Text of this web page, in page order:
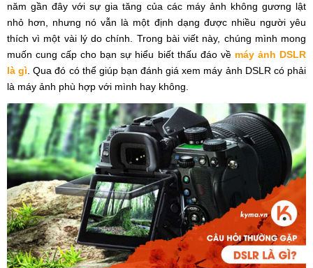
năm gần đây với sự gia tăng của các máy ảnh không gương lật
nhỏ hơn, nhưng nó vẫn là một định dạng được nhiều người yêu
thích vì một vài lý do chính. Trong bài viết này, chúng mình mong
muốn cung cấp cho bạn sự hiểu biết thấu đáo về máy ảnh DSLR
là gì . Qua đó có thể giúp bạn đánh giá xem máy ảnh DSLR có phải
là máy ảnh phù hợp với mình hay không.